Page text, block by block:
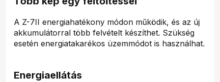
A Z-7II energiahatékony módon működik, és az új
akkumulátorral több felvételt készíthet. Szükség
esetén energiatakarékos üzemmódot is használhat.
Energiaellátás